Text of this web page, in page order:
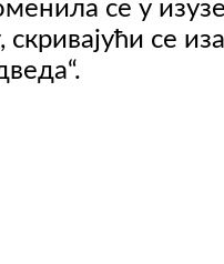
се у
скривајући се